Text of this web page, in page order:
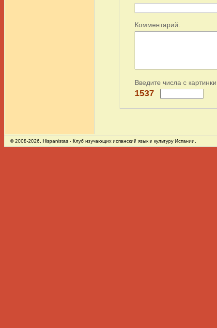
Комментарий:
Введите числа с
1537
© 2008-2026, Hispanistas - Клуб изучающих испанский язык и культуру Испании.